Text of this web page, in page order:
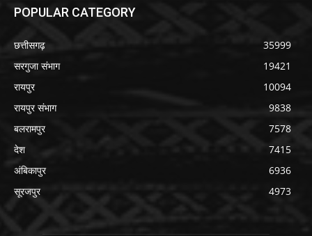
POPULAR CATEGORY
छत्तीसगढ़
35999
सरगुजा संभाग
19421
रायपुर
10094
रायपुर संभाग
9838
बलरामपुर
7578
देश
7415
अंबिकापुर
6936
सूरजपुर
4973